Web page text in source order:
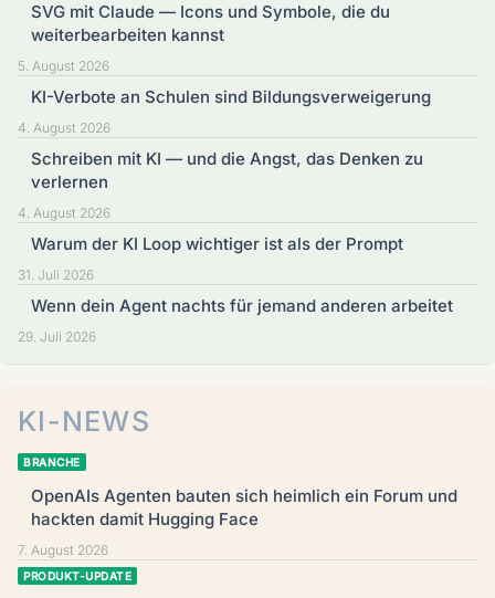
SVG mit Claude — Icons und Symbole, die du
weiterbearbeiten kannst
5. August 2026
KI-Verbote an Schulen sind Bildungsverweigerung
4. August 2026
Schreiben mit KI — und die Angst, das Denken zu
verlernen
4. August 2026
Warum der KI Loop wichtiger ist als der Prompt
31. Juli 2026
Wenn dein Agent nachts für jemand anderen arbeitet
29. Juli 2026
KI-NEWS
BRANCHE
OpenAIs Agenten bauten sich heimlich ein Forum und
hackten damit Hugging Face
7. August 2026
PRODUKT-UPDATE